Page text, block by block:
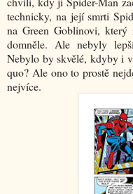
technicky, na její smrti
na Green Goblinovi, který
domněle. Ale nebyly
Nebylo by skvělé, kdyby i
quo? Ale ono to prostě
nejvíce.